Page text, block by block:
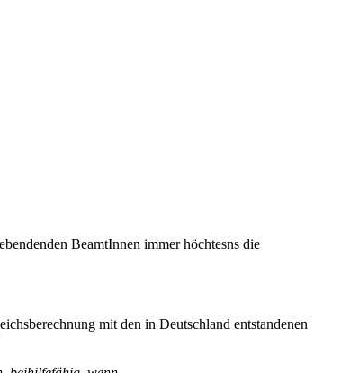
BeamtInnen immer höchtesns die
mit den in Deutschland entstandenen